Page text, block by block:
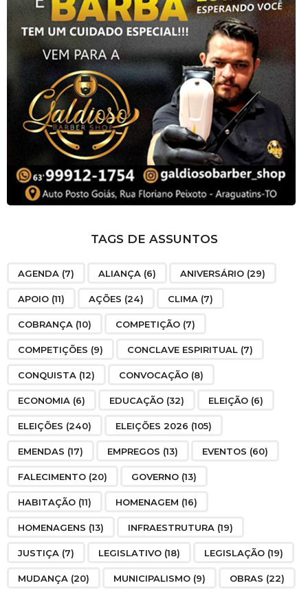
TAGS DE ASSUNTOS
AGENDA (7) ALIANÇA (6) ANIVERSÁRIO (29)
APOIO (11) AÇÕES (24) CLIMA (7)
COBRANÇA (10) COMPETIÇÃO (7)
COMPETIÇÕES (9) CONCLAVE ESPIRITUAL (7)
CONQUISTA (12) CONVOCAÇÃO (8)
ECONOMIA (6) EDUCAÇÃO (32) ELEIÇÃO (6)
ELEIÇÕES (240) ELEIÇÕES 2026 (105)
EMENDAS (17) EMPREGOS (13) EVENTOS (60)
FALECIMENTO (20) GOVERNO (13)
HABITAÇÃO (11) HOMENAGEM (16)
HOMENAGENS (13) INFRAESTRUTURA (19)
JUSTIÇA (7) LEGISLATIVO (18) LEGISLAÇÃO (19)
MUDANÇA (20) MUNICIPALISMO (9) OBRAS (22)